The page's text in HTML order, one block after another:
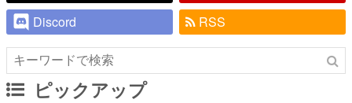
Discord
RSS
ピックアップ